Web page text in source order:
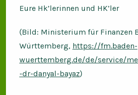
Eure Hk’lerinnen und HK’ler
(Bild: Ministerium für Finanzen
Württemberg, https://fm.baden-
wuerttemberg.de/de/service/
-dr-danyal-bayaz)